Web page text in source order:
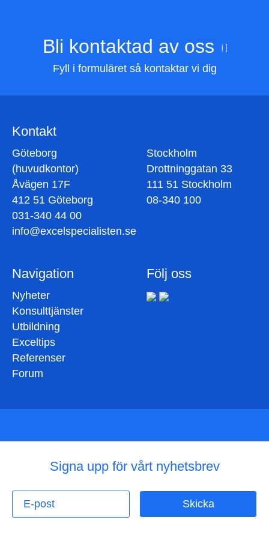
Bli kontaktad av oss
Fyll i formuläret så kontaktar vi dig
Kontakt
Göteborg
(huvudkontor)
Åvägen 17F
412 51 Göteborg
031-340 44 00
info@excelspecialisten.se
Stockholm
Drottninggatan 33
111 51 Stockholm
08-340 100
Navigation
Nyheter
Konsulttjänster
Utbildning
Exceltips
Referenser
Forum
Följ oss
Signa upp för vårt nyhetsbrev